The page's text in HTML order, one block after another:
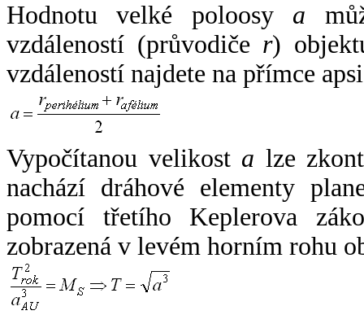
Hodnotu velké poloosy a
vzdáleností (průvodiče r)
vzdáleností najdete na přímce
Vypočítanou velikost a lze
nachází dráhové elementy
pomocí třetího Keplerova
zobrazená v levém horním rohu